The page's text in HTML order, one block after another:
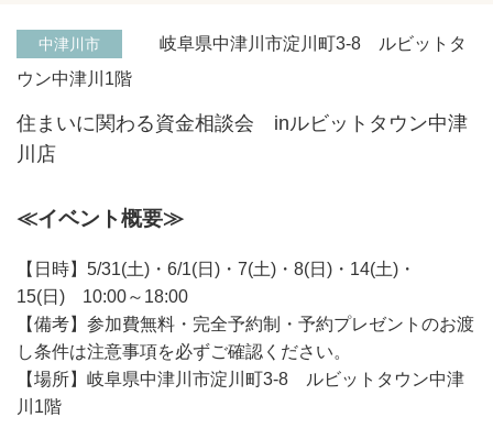
中津川市
岐阜県中津川市淀川町3-8 ルビットタ
ウン中津川1階
住まいに関わる資金相談会 inルビットタウン中津
川店
≪イベント概要≫
【日時】5/31(土)・6/1(日)・7(土)・8(日)・14(土)・
15(日) 10:00～18:00
【備考】参加費無料・完全予約制・予約プレゼントのお渡
し条件は注意事項を必ずご確認ください。
【場所】岐阜県中津川市淀川町3-8 ルビットタウン中津
川1階